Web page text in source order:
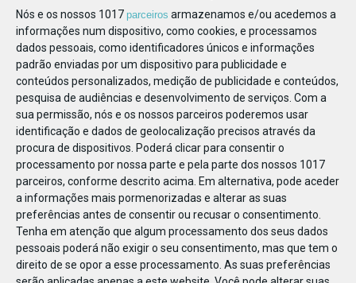
Nós e os nossos 1017 parceiros armazenamos e/ou acedemos a
informações num dispositivo, como cookies, e processamos
dados pessoais, como identificadores únicos e informações
padrão enviadas por um dispositivo para publicidade e
conteúdos personalizados, medição de publicidade e conteúdos,
pesquisa de audiências e desenvolvimento de serviços. Com a
sua permissão, nós e os nossos parceiros poderemos usar
identificação e dados de geolocalização precisos através da
procura de dispositivos. Poderá clicar para consentir o
processamento por nossa parte e pela parte dos nossos 1017
parceiros, conforme descrito acima. Em alternativa, pode aceder
a informações mais pormenorizadas e alterar as suas
preferências antes de consentir ou recusar o consentimento.
Tenha em atenção que algum processamento dos seus dados
pessoais poderá não exigir o seu consentimento, mas que tem o
direito de se opor a esse processamento. As suas preferências
122440730729225